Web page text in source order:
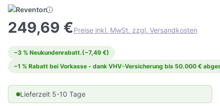
249,69 €Preise inkl. MwSt. zzgl. Versandkosten
−3 % Neukundenrabatt.(−7,49 €)
−1 % Rabatt bei Vorkasse - dank VHV-Versicherung bis 50.000 €
Lieferzeit 5-10 Tage